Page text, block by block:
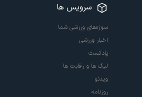
سرویس ها
سوژه‌های ورزشی شما
اخبار ورزشی
پادکست
لیگ ها و رقابت ها
ویدئو
روزنامه